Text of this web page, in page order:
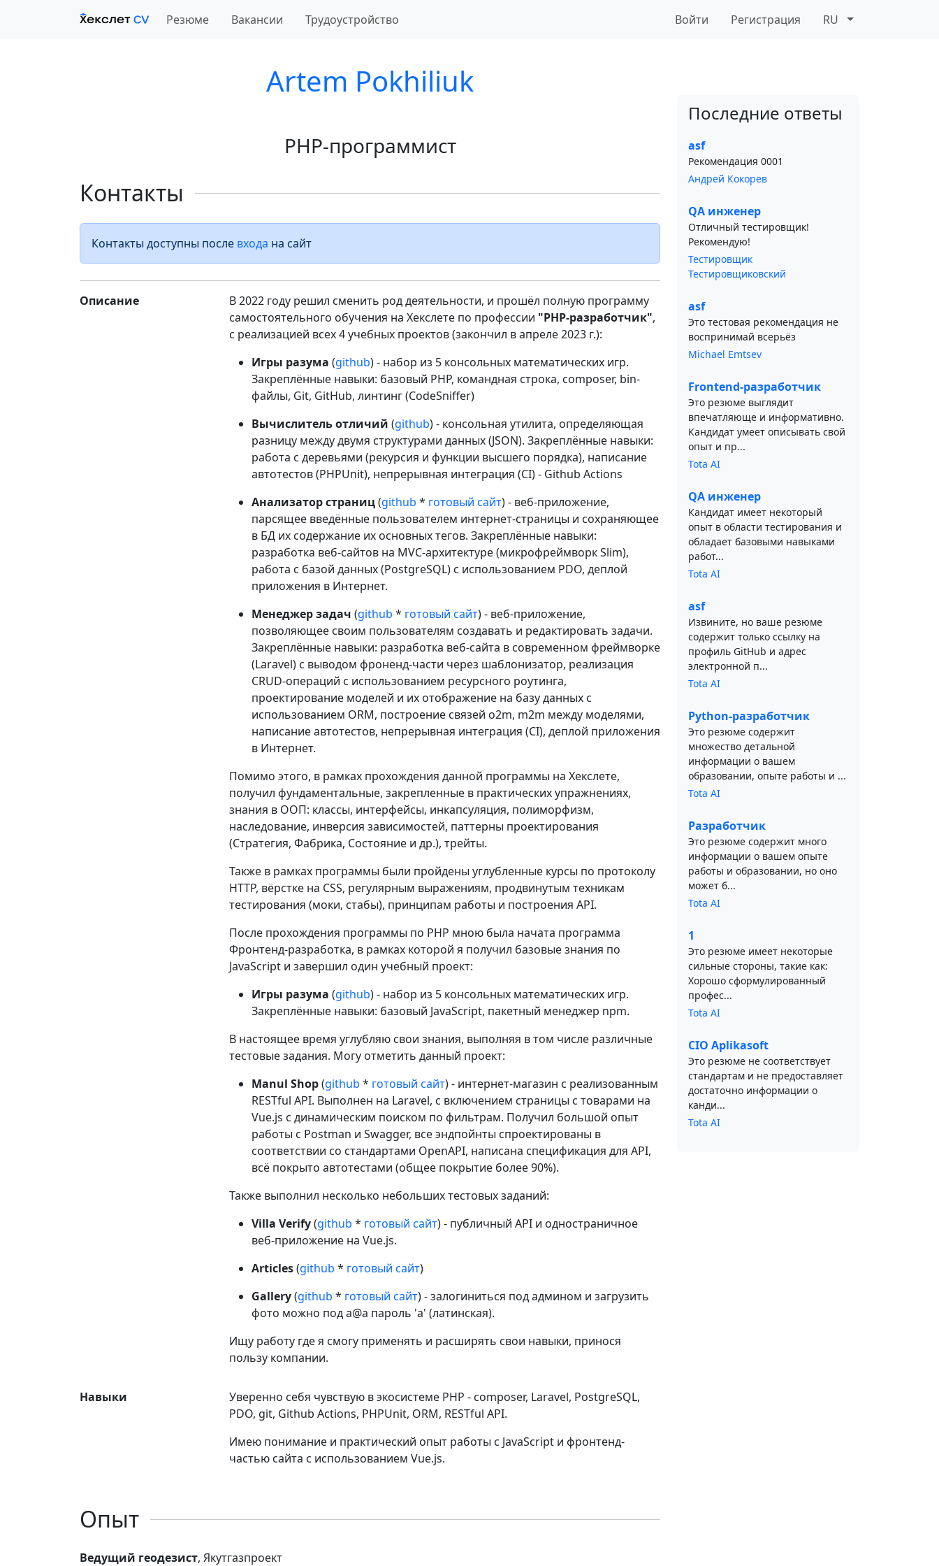
Резюме Вакансии Трудоустройство Войти Регистрация RU
Artem Pokhiliuk
PHP-программист
Контакты
Контакты доступны после входа на сайт
Описание
В 2022 году решил сменить род деятельности, и прошёл полную программу
самостоятельного обучения на Хекслете по профессии "PHP-разработчик",
с реализацией всех 4 учебных проектов (закончил в апреле 2023 г.):
Игры разума (github) - набор из 5 консольных математических игр.
Закреплённые навыки: базовый PHP, командная строка, composer, bin-
файлы, Git, GitHub, линтинг (CodeSniffer)
Вычислитель отличий (github) - консольная утилита, определяющая
разницу между двумя структурами данных (JSON). Закреплённые навыки:
работа с деревьями (рекурсия и функции высшего порядка), написание
автотестов (PHPUnit), непрерывная интеграция (CI) - Github Actions
Анализатор страниц(github * готовый сайт) - веб-приложение,
парсящее введённые пользователем интернет-страницы и сохраняющее
в БД их содержание их основных тегов. Закреплённые навыки:
разработка веб-сайтов на MVC-архитектуре (микрофреймворк Slim),
работа с базой данных (PostgreSQL) с использованием PDO, деплой
приложения в Интернет.
Менеджер задач (github * готовый сайт) - веб-приложение,
позволяющее своим пользователям создавать и редактировать задачи.
Закреплённые навыки: разработка веб-сайта в современном фреймворке
(Laravel) с выводом фроненд-части через шаблонизатор, реализация
CRUD-операций с использованием ресурсного роутинга,
проектирование моделей и их отображение на базу данных с
использованием ORM, построение связей o2m, m2m между моделями,
написание автотестов, непрерывная интеграция (CI), деплой приложения
в Интернет.
Помимо этого, в рамках прохождения данной программы на Хекслете,
получил фундаментальные, закрепленные в практических упражнениях,
знания в ООП: классы, интерфейсы, инкапсуляция, полиморфизм,
наследование, инверсия зависимостей, паттерны проектирования
(Стратегия, Фабрика, Состояние и др.), трейты.
Также в рамках программы были пройдены углубленные курсы по протоколу
HTTP, вёрстке на CSS, регулярным выражениям, продвинутым техникам
тестирования (моки, стабы), принципам работы и построения API.
После прохождения программы по PHP мною была начата программа
Фронтенд-разработка, в рамках которой я получил базовые знания по
JavaScript и завершил один учебный проект:
Игры разума (github) - набор из 5 консольных математических игр.
Закреплённые навыки: базовый JavaScript, пакетный менеджер npm.
В настоящее время углубляю свои знания, выполняя в том числе различные
тестовые задания. Могу отметить данный проект:
Manul Shop(github * готовый сайт) - интернет-магазин с реализованным
RESTful API. Выполнен на Laravel, с включением страницы с товарами на
Vue.js с динамическим поиском по фильтрам. Получил большой опыт
работы с Postman и Swagger, все эндпойнты спроектированы в
соответствии со стандартами OpenAPI, написана спецификация для API,
всё покрыто автотестами (общее покрытие более 90%).
Также выполнил несколько небольших тестовых заданий:
Villa Verify(github * готовый сайт) - публичный API и одностраничное
веб-приложение на Vue.js.
Articles(github * готовый сайт)
Gallery(github * готовый сайт) - залогиниться под админом и загрузить
фото можно под a@a пароль 'a' (латинская).
Ищу работу где я смогу применять и расширять свои навыки, принося
пользу компании.
Навыки
Уверенно себя чувствую в экосистеме PHP - composer, Laravel, PostgreSQL,
PDO, git, Github Actions, PHPUnit, ORM, RESTful API.
Имею понимание и практический опыт работы с JavaScript и фронтенд-
частью сайта с использованием Vue.js.
Опыт
Ведущий геодезист, Якутгазпроект
Последние ответы
asf
Рекомендация 0001
Андрей Кокорев
QA инженер
Отличный тестировщик!
Рекомендую!
Тестировщик
Тестировщиковский
asf
Это тестовая рекомендация не
воспринимай всерьёз
Michael Emtsev
Frontend-разработчик
Это резюме выглядит
впечатляюще и информативно.
Кандидат умеет описывать свой
опыт и пр...
Tota AI
QA инженер
Кандидат имеет некоторый
опыт в области тестирования и
обладает базовыми навыками
работ...
Tota AI
asf
Извините, но ваше резюме
содержит только ссылку на
профиль GitHub и адрес
электронной п...
Tota AI
Python-разработчик
Это резюме содержит
множество детальной
информации о вашем
образовании, опыте работы и ...
Tota AI
Разработчик
Это резюме содержит много
информации о вашем опыте
работы и образовании, но оно
может б...
Tota AI
1
Это резюме имеет некоторые
сильные стороны, такие как:
Хорошо сформулированный
профес...
Tota AI
CIO Aplikasoft
Это резюме не соответствует
стандартам и не предоставляет
достаточно информации о
канди...
Tota AI